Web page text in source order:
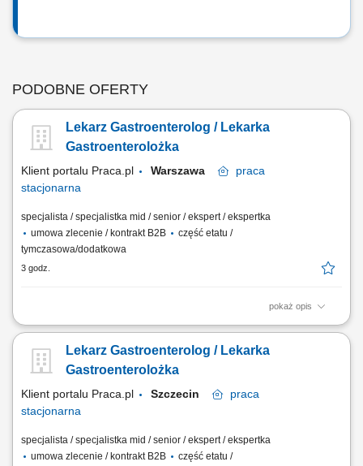
PODOBNE OFERTY
Lekarz Gastroenterolog / Lekarka
Gastroenterolożka
Klient portalu Praca.pl Warszawa
praca
stacjonarna
specjalista / specjalistka mid / senior / ekspert / ekspertka
umowa zlecenie / kontrakt B2B
część etatu /
tymczasowa/dodatkowa
3 godz.
pokaż opis
prowadzenie konsultacji i opieka nad pacjentami w zakresie
medycznej; współpraca z personelem medycznym w organizacji i
realizacji procedur;
Lekarz Gastroenterolog / Lekarka
Gastroenterolożka
Klient portalu Praca.pl Szczecin
praca
stacjonarna
specjalista / specjalistka mid / senior / ekspert / ekspertka
umowa zlecenie / kontrakt B2B
część etatu /